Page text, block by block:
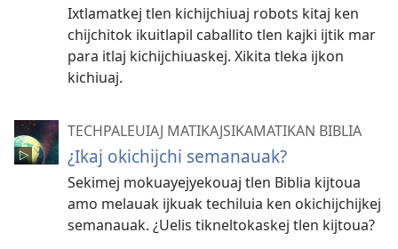
Ixtlamatkej tlen kichijchiuaj robots kitaj ken
chijchitok ikuitlapil caballito tlen kajki ijtik mar
para itlaj kichijchiuaskej. Xikita tleka ijkon
kichiuaj.
TECHPALEUIAJ MATIKAJSIKAMATIKAN BIBLIA
¿Ikaj okichijchi semanauak?
Sekimej mokuayejyekouaj tlen Biblia kijtoua
amo melauak ijkuak techiluia ken okichijchijkej
semanauak. ¿Uelis tikneltokaskej tlen kijtoua?